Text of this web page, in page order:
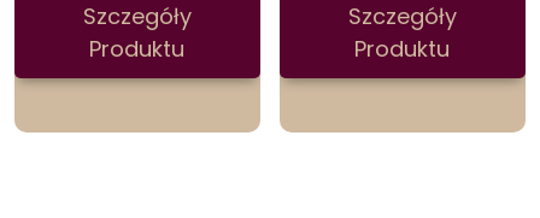
Szczegóły
Produktu
Szczegóły
Produktu